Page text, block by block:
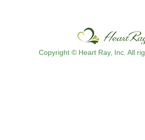
Copyright © Heart Ray, Inc. All